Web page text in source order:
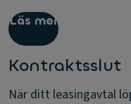
Läs mer
Kontraktsslut
När ditt leasingavtal